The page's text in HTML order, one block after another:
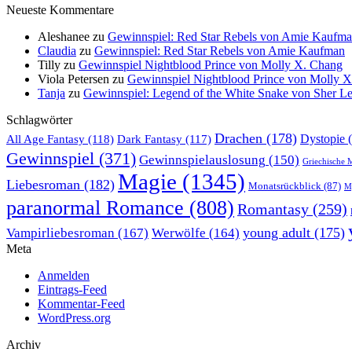
Neueste Kommentare
Aleshanee zu Gewinnspiel: Red Star Rebels von Amie
Claudia zu Gewinnspiel: Red Star Rebels von Amie Kaufman
Tilly zu Gewinnspiel Nightblood Prince von Molly X. Chang
Viola Petersen zu Gewinnspiel Nightblood Prince von Molly
Tanja zu Gewinnspiel: Legend of the White Snake von Sher
Schlagwörter
All Age Fantasy (118) Dark Fantasy (117) Drachen (178) Dystopie
Gewinnspiel (371) Gewinnspielauslosung (150) Griechische
Liebesroman (182) Magie (1345) Monatsrückblick (87)
paranormal Romance (808) Romantasy (259)
Vampirliebesroman (167) Werwölfe (164) young adult (175)
Meta
Anmelden
Eintrags-Feed
Kommentar-Feed
WordPress.org
Archiv